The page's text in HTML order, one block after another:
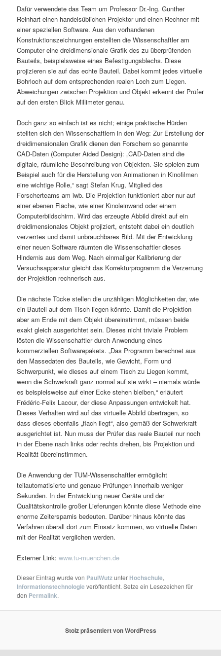
Dafür verwendete das Team um Professor Dr.-Ing. Gunther
Reinhart einen handelsüblichen Projektor und einen Rechner mit
einer speziellen Software. Aus den vorhandenen
Konstruktionszeichnungen erstellten die Wissenschaftler am
Computer eine dreidimensionale Grafik des zu überprüfenden
Bauteils, beispielsweise eines Befestigungsblechs. Diese
projizieren sie auf das echte Bauteil. Dabei kommt jedes virtuelle
Bohrloch auf dem entsprechenden realen Loch zum Liegen.
Abweichungen zwischen Projektion und Objekt erkennt der Prüfer
auf den ersten Blick Millimeter genau.
Doch ganz so einfach ist es nicht; einige praktische Hürden
stellten sich den Wissenschaftlern in den Weg: Zur Erstellung der
dreidimensionalen Grafik dienen den Forschern so genannte
CAD-Daten (Computer Aided Design): „CAD-Daten sind die
digitale, räumliche Beschreibung von Objekten. Sie spielen zum
Beispiel auch für die Herstellung von Animationen in Kinofilmen
eine wichtige Rolle,“ sagt Stefan Krug, Mitglied des
Forscherteams am iwb. Die Projektion funktioniert aber nur auf
einer ebenen Fläche, wie einer Kinoleinwand oder einem
Computerbildschirm. Wird das erzeugte Abbild direkt auf ein
dreidimensionales Objekt projiziert, entsteht dabei ein deutlich
verzerrtes und damit unbrauchbares Bild. Mit der Entwicklung
einer neuen Software räumten die Wissenschaftler dieses
Hindernis aus dem Weg. Nach einmaliger Kalibrierung der
Versuchsapparatur gleicht das Korrekturprogramm die Verzerrung
der Projektion rechnerisch aus.
Die nächste Tücke stellen die unzähligen Möglichkeiten dar, wie
ein Bauteil auf dem Tisch liegen könnte. Damit die Projektion
aber am Ende mit dem Objekt übereinstimmt, müssen beide
exakt gleich ausgerichtet sein. Dieses nicht triviale Problem
lösten die Wissenschaftler durch Anwendung eines
kommerziellen Softwarepakets. „Das Programm berechnet aus
den Massedaten des Bauteils, wie Gewicht, Form und
Schwerpunkt, wie dieses auf einem Tisch zu Liegen kommt,
wenn die Schwerkraft ganz normal auf sie wirkt – niemals würde
es beispielsweise auf einer Ecke stehen bleiben,“ erläutert
Frédéric-Felix Lacour, der diese Anpassungen entwickelt hat.
Dieses Verhalten wird auf das virtuelle Abbild übertragen, so
dass dieses ebenfalls „flach liegt“, also gemäß der Schwerkraft
ausgerichtet ist. Nun muss der Prüfer das reale Bauteil nur noch
in der Ebene nach links oder rechts drehen, bis Projektion und
Realität übereinstimmen.
Die Anwendung der TUM-Wissenschaftler ermöglicht
teilautomatisierte und genaue Prüfungen innerhalb weniger
Sekunden. In der Entwicklung neuer Geräte und der
Qualitätskontrolle großer Lieferungen könnte diese Methode eine
enorme Zeitersparnis bedeuten. Darüber hinaus könnte das
Verfahren überall dort zum Einsatz kommen, wo virtuelle Daten
mit der Realität verglichen werden.
Externer Link:www.tu-muenchen.de
Dieser Eintrag wurde von PaulWutzunter Hochschule,
Informationstechnologie veröffentlicht. Setze ein Lesezeichen für
den Permalink.
Stolz präsentiert von WordPress